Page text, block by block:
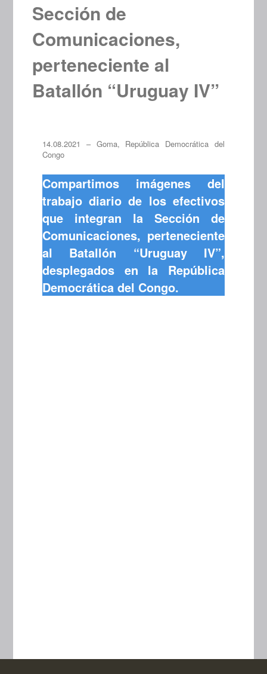
Sección de
Comunicaciones,
perteneciente al
Batallón “Uruguay IV”
14.08.2021 – Goma, República Democrática del
Congo
Compartimos imágenes del
trabajo diario de los efectivos
que integran la Sección de
Comunicaciones, perteneciente
al Batallón “Uruguay IV”,
desplegados en la República
Democrática del Congo.